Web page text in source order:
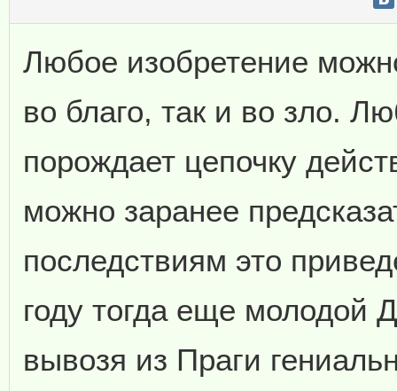
Любое изобретение
во благо, так и во зло.
порождает цепочку
можно заранее
последствиям это
году тогда еще молодой
вывозя из Праги